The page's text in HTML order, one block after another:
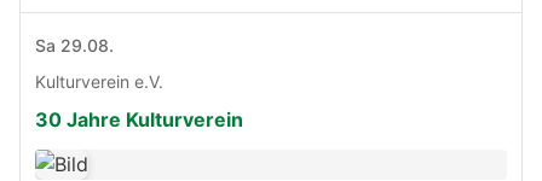
Sa 29.08.
Kulturverein e.V.
30 Jahre Kulturverein